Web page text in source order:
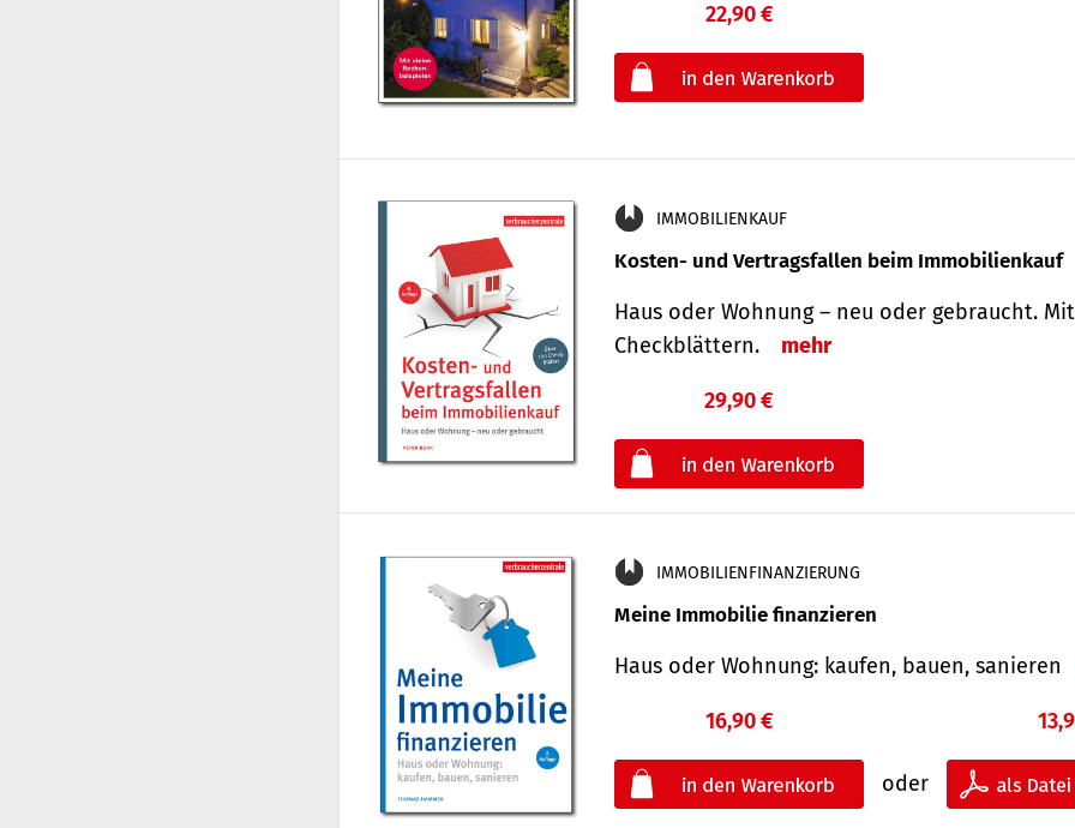
22,90 €
IMMOBILIENKAUF
Kosten- und Vertragsfallen beim Immobilienkauf
Haus oder Wohnung – neu oder gebraucht.
Check­blättern.
mehr
29,90 €
IMMOBILIENFINANZIERUNG
Meine Immobilie finanzieren
Haus oder Wohnung: kaufen, bauen, sanieren
16,90 €
oder